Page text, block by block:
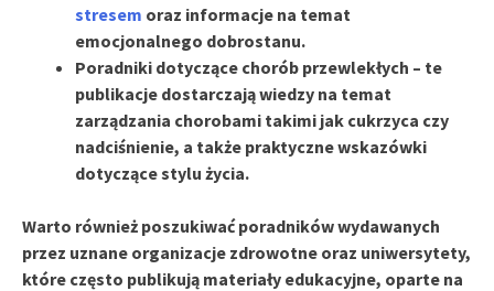
stresem oraz informacje na temat
emocjonalnego dobrostanu.
Poradniki dotyczące chorób przewlekłych – te
publikacje dostarczają wiedzy na temat
zarządzania chorobami takimi jak cukrzyca czy
nadciśnienie, a także praktyczne wskazówki
dotyczące stylu życia.
Warto również poszukiwać poradników wydawanych
przez uznane organizacje zdrowotne oraz uniwersytety,
które często publikują materiały edukacyjne, oparte na